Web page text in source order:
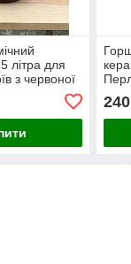
літра для
з червоної
240